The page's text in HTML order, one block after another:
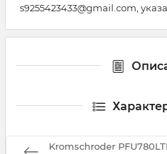
s9255423433@gmail.com,
Kromschroder